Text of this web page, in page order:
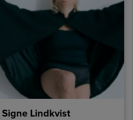
Signe Lindkvist